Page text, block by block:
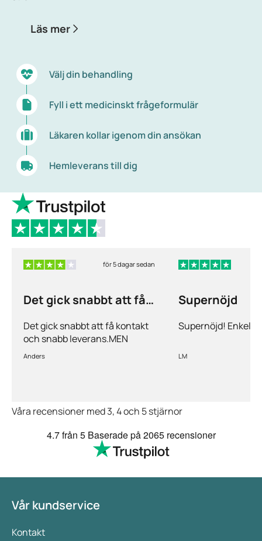
Läs mer
Välj din behandling
Fyll i ett medicinskt frågeformulär
Läkaren kollar igenom din ansökan
Hemleverans till dig
för 5 dagar sedan
Det gick snabbt att få
Det gick snabbt att få kontakt
och snabb leverans.MEN
priserna är alldeles för höga på
Anders
Supernöjd
Supernöjd! Enkelt
LM
Våra recensioner med 3, 4 och 5 stjärnor
4.7från 5 Baserade på2065 recensioner
Vår kundservice
Kontakt